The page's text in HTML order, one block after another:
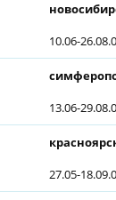
10.06-
13.06-
27.05-